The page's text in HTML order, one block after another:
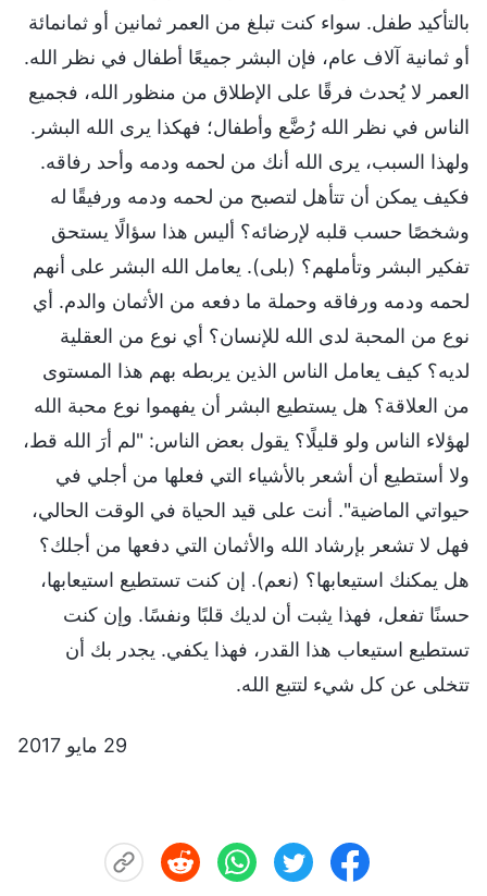
بالتأكيد طفل. سواء كنت تبلغ من العمر ثمانين أو ثمانمائة
أو ثمانية آلاف عام، فإن البشر جميعًا أطفال في نظر الله.
العمر لا يُحدث فرقًا على الإطلاق من منظور الله، فجميع
الناس في نظر الله رُضَّع وأطفال؛ فهكذا يرى الله البشر.
ولهذا السبب، يرى الله أنك من لحمه ودمه وأحد رفاقه.
فكيف يمكن أن تتأهل لتصبح من لحمه ودمه ورفيقًا له
وشخصًا حسب قلبه لإرضائه؟ أليس هذا سؤالًا يستحق
تفكير البشر وتأملهم؟ (بلى). يعامل الله البشر على أنهم
لحمه ودمه ورفاقه وحملة ما دفعه من الأثمان والدم. أي
نوع من المحبة لدى الله للإنسان؟ أي نوع من العقلية
لديه؟ كيف يعامل الناس الذين يربطه بهم هذا المستوى
من العلاقة؟ هل يستطيع البشر أن يفهموا نوع محبة الله
لهؤلاء الناس ولو قليلًا؟ يقول بعض الناس: "لم أرَ الله قط،
ولا أستطيع أن أشعر بالأشياء التي فعلها من أجلي في
حيواتي الماضية". أنت على قيد الحياة في الوقت الحالي،
فهل لا تشعر بإرشاد الله والأثمان التي دفعها من أجلك؟
هل يمكنك استيعابها؟ (نعم). إن كنت تستطيع استيعابها،
حسنًا تفعل، فهذا يثبت أن لديك قلبًا ونفسًا. وإن كنت
تستطيع استيعاب هذا القدر، فهذا يكفي. يجدر بك أن
تتخلى عن كل شيء لتتبع الله.
29 مايو 2017